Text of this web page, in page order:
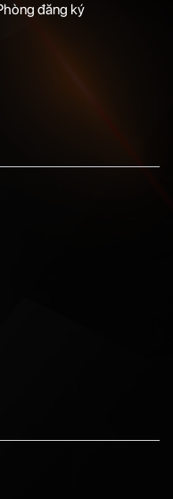
đăng ký